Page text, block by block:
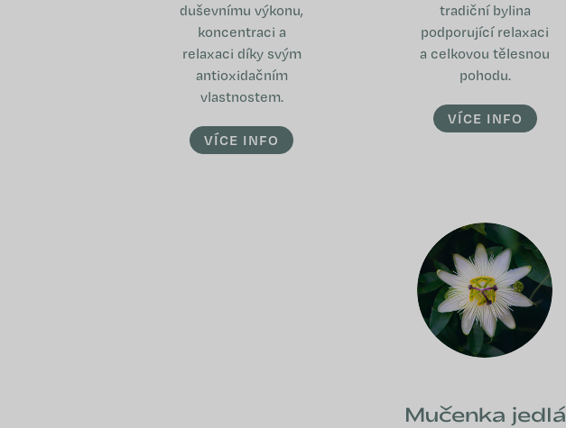
duševnímu výkonu,
koncentraci a
relaxaci díky svým
antioxidačním
vlastnostem.
VÍCE INFO
tradiční bylina
podporující relaxaci
a celkovou tělesnou
pohodu.
VÍCE INFO
Mučenka jedlá